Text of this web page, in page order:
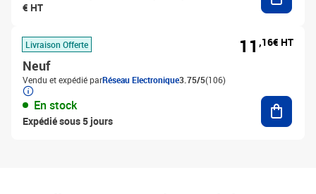
€ HT
Livraison Offerte
Neuf
Vendu et expédié parRéseau Electronique3.75/5(106)
En stock
Expédié sous 5 jours
11 ,16€ HT